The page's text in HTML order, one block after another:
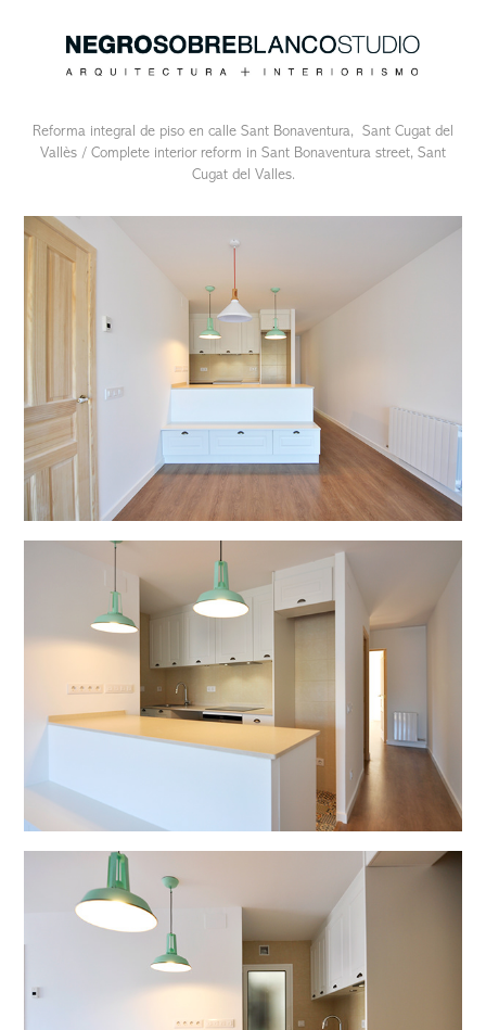
Reforma integral de piso en calle Sant Bonaventura, Sant Cugat del
Vallès / Complete interior reform in Sant Bonaventura street, Sant
Cugat del Valles.